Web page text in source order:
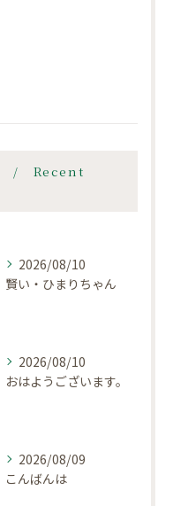
Recent
2026/08/10
賢い・ひまりちゃん
2026/08/10
おはようございます。
2026/08/09
こんばんは